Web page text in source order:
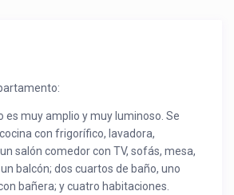
es muy amplio y muy luminoso. Se
con frigorífico, lavadora,
salón comedor con TV, sofás, mesa,
balcón; dos cuartos de baño, uno
bañera; y cuatro habitaciones.